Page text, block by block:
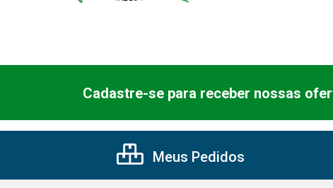
Cadastre-se para receber nossas
Meus Pedidos